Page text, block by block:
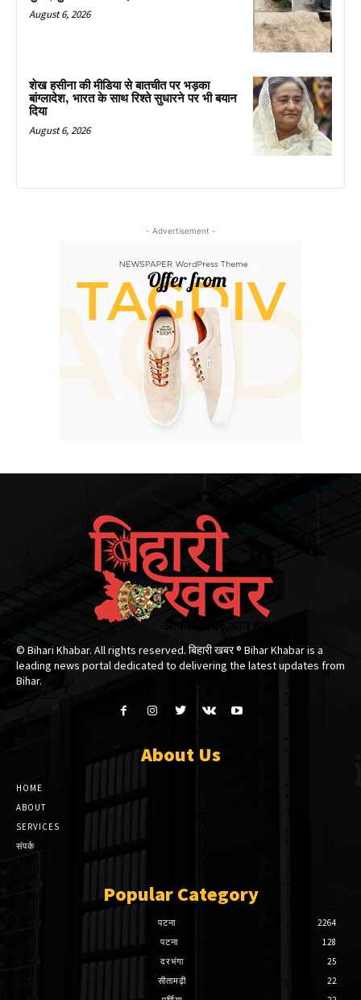
August 6, 2026
शेख हसीना की मीडिया से बातचीत पर भड़का
बांग्लादेश, भारत के साथ रिश्ते सुधारने पर भी बयान
दिया
August 6, 2026
- Advertisement -
© Bihari Khabar. All rights reserved. बिहारी खबर ®​ Bihar Khabar is a
leading news portal dedicated to delivering the latest updates from
Bihar.
About Us
HOME
ABOUT
SERVICES
संपर्क
Popular Category
पटना
2264
पटना
128
दरभंगा
25
सीतामढ़ी
22